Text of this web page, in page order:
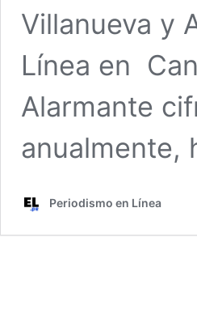
Villanueva y
Línea en
Alarmante
Periodismo en Línea